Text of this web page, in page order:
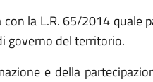
con la L.R. 65/2014
governo del territorio.
e della